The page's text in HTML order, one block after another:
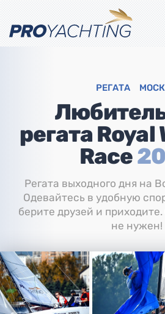
РЕГАТА
регата Royal
Race
Регата выходного дня на
Одевайтесь в удобную
берите друзей и
не нужен!